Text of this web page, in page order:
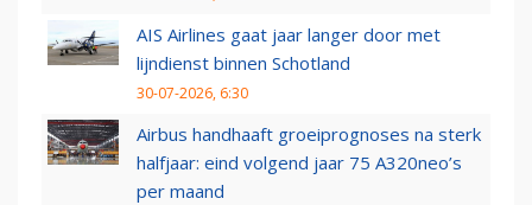
AIS Airlines gaat jaar langer door met
lijndienst binnen Schotland
30-07-2026, 6:30
Airbus handhaaft groeiprognoses na sterk
halfjaar: eind volgend jaar 75 A320neo’s
per maand